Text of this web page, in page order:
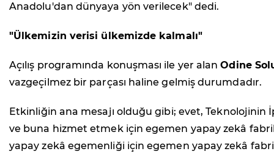
Anadolu'dan dünyaya yön verilecek" dedi.
"Ülkemizin verisi ülkemizde kalmalı"
Açılış programında konuşması ile yer alanOdine
vazgeçilmez bir parçası haline gelmiş durumdadır.
Etkinliğin ana mesajı olduğu gibi; evet,
ve buna hizmet etmek için egemen yapay zekâ
yapay zekâ egemenliği için egemen yapay zekâ